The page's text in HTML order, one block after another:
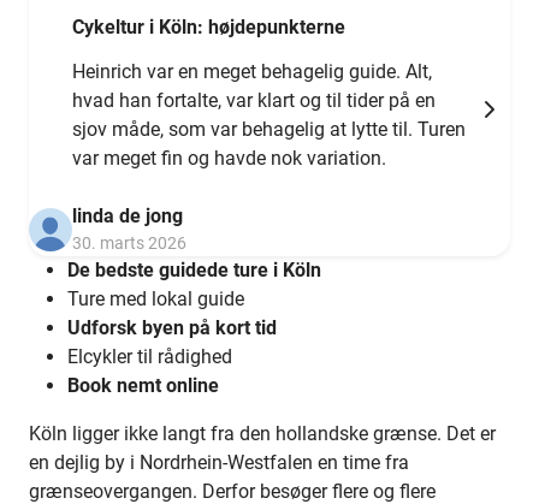
Cykeltur i Köln: højdepunkterne
Heinrich var en meget behagelig guide. Alt,
hvad han fortalte, var klart og til tider på en
sjov måde, som var behagelig at lytte til. Turen
var meget fin og havde nok variation.
linda de jong
30. marts 2026
De bedste guidede ture i Köln
Ture med lokal guide
Udforsk byen på kort tid
Elcykler til rådighed
Book nemt online
Köln ligger ikke langt fra den hollandske grænse. Det er
en dejlig by i Nordrhein-Westfalen en time fra
grænseovergangen. Derfor besøger flere og flere